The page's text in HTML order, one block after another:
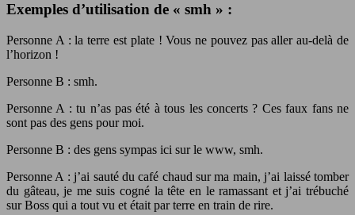
Exemples d’utilisation de « smh » :
Personne A : la terre est plate ! Vous ne pouvez pas aller au-delà de
l’horizon !
Personne B : smh.
Personne A : tu n’as pas été à tous les concerts ? Ces faux fans ne
sont pas des gens pour moi.
Personne B : des gens sympas ici sur le www, smh.
Personne A : j’ai sauté du café chaud sur ma main, j’ai laissé tomber
du gâteau, je me suis cogné la tête en le ramassant et j’ai trébuché
sur Boss qui a tout vu et était par terre en train de rire.